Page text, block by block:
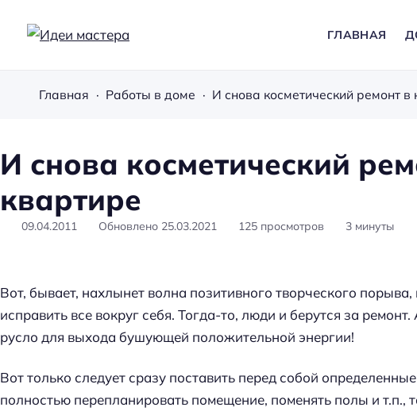
а
т
е
ГЛАВНАЯ
Главная Работы в доме И снова косметический ремонт в
И снова косметический
квартире
09.04.2011 Обновлено 25.03.2021 125 просмотров 3 минуты
Вот, бывает, нахлынет волна позитивного творческого
исправить все вокруг себя. Тогда-то, люди и берутся за
русло для выхода бушующей положительной энергии!
Вот только следует сразу поставить перед собой
полностью перепланировать помещение, поменять полы и т.п.,